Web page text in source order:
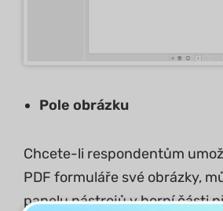
Pole obrázku
Chcete-li respondentům
PDF formuláře své obrázky,
panelu nástrojů v horní části